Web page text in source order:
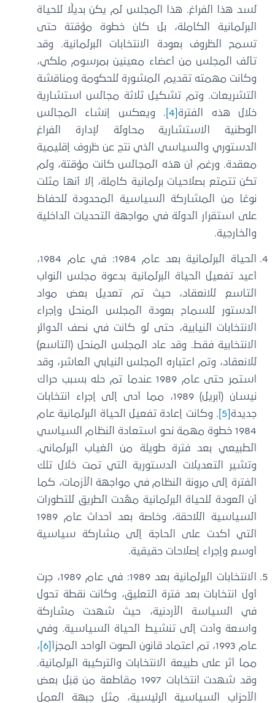
لسد هذا الفراغ. هذا المجلس لم يكن بديلًا للحياة
البرلمانية الكاملة، بل كان خطوة مؤقتة حتى
تسمح الظروف بعودة الانتخابات البرلمانية. وقد
تألف المجلس من أعضاء معينين بمرسوم ملكي،
وكانت مهمته تقديم المشورة للحكومة ومناقشة
التشريعات. وتم تشكيل ثلاثة مجالس استشارية
خلال هذه الفترة[4]
. ويعكس إنشاء المجالس
الوطنية الاستشارية محاولة لإدارة الفراغ
الدستوري والسياسي الذي نتج عن ظروف إقليمية
معقدة. ورغم أن هذه المجالس كانت مؤقتة، ولم
تكن تتمتع بصلاحيات برلمانية كاملة، إلا أنها مثلت
نوعًا من المشاركة السياسية المحدودة للحفاظ
على استقرار الدولة في مواجهة التحديات الداخلية
والخارجية.
الحياة البرلمانية بعد عام 1984: في عام 1984،
أعيد تفعيل الحياة البرلمانية بدعوة مجلس النواب
التاسع للانعقاد، حيث تم تعديل بعض مواد
الدستور للسماح بعودة المجلس المنحل وإجراء
الانتخابات النيابية، حتى لو كانت في نصف الدوائر
الانتخابية فقط. وقد عاد المجلس المنحل (التاسع)
للانعقاد، وتم اعتباره المجلس النيابي العاشر، وقد
استمر حتى عام 1989 عندما تم حله بسبب حراك
نيسان (أبريل) 1989، مما أدى إلى إجراء انتخابات
جديدة
. وكانت إعادة تفعيل الحياة البرلمانية عام
1984 خطوة مهمة نحو استعادة النظام السياسي
الطبيعي بعد فترة طويلة من الغياب البرلماني.
وتشير التعديلات الدستورية التي تمت خلال تلك
الفترة إلى مرونة النظام في مواجهة الأزمات، كما
أن العودة للحياة البرلمانية مهّدت الطريق للتطورات
السياسية اللاحقة، وخاصة بعد أحداث عام 1989
التي أكدت على الحاجة إلى مشاركة سياسية
أوسع وإجراء إصلاحات حقيقية.
الانتخابات البرلمانية بعد 1989: في عام 1989، جرت
أول انتخابات بعد فترة التعليق، وكانت نقطة تحول
في السياسة الأردنية، حيث شهدت مشاركة
واسعة وأدت إلى تنشيط الحياة السياسية. وفي
عام 1993، تم اعتماد قانون الصوت الواحد المجزأ
،
مما أثر على طبيعة الانتخابات والتركيبة البرلمانية.
وقد شهدت انتخابات 1997 مقاطعة من قِبَل بعض
الأحزاب السياسية الرئيسية، مثل جبهة العمل